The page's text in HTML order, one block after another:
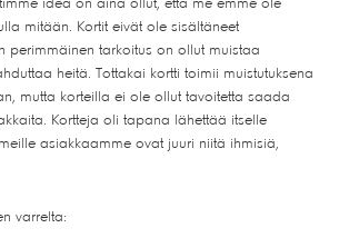
idea on aina ollut, että me emme ole
mitään. Kortit eivät ole sisältäneet
perimmäinen tarkoitus on ollut muistaa
heitä. Tottakai kortti toimii muistutuksena
mutta korteilla ei ole ollut tavoitetta saada
Kortteja oli tapana lähettää itselle
asiakkaamme ovat juuri niitä ihmisiä,
varrelta: